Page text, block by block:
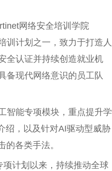
网络安全培训学院
训计划之一，致力于打造人
全认证并持续创造就业机
备现代网络意识的员工队
智能专项模块，重点提升学
绍，以及针对AI驱动型威胁
各类手法。
计划以来，持续推动全球